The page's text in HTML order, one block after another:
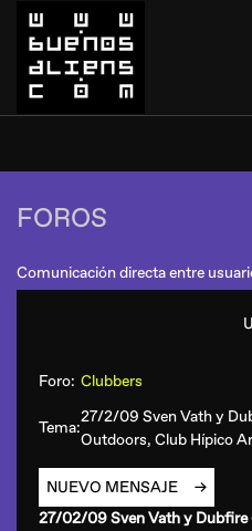
FOROS
Comunicación directa entre
Foro: Clubbers
Tema:
27/2/09 Sven Vath y
Outdoors, Club Hípico
NUEVO MENSAJE
27/02/09 Sven Vath y Dubfire